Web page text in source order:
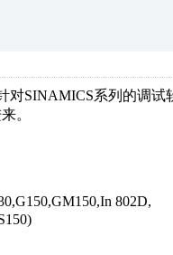
对SINAMICS系列的调
。
802D,